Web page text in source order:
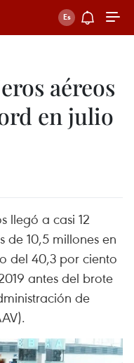
aéreos
en julio
llegó a casi 12
de 10,5 millones en
del 40,3 por ciento
antes del brote
de